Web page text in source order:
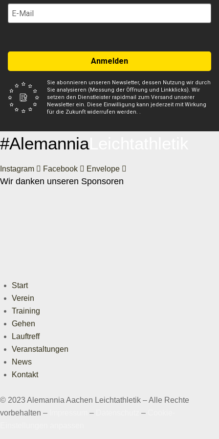
Anmelden
Sie abonnieren unseren Newsletter, dessen Nutzung wir durch
Sie analysieren (Messung der Öffnung und Linkklicks). Wir
setzen den Dienstleister rapidmail zum Versand unserer
Newsletter ein. Diese Einwilligung kann jederzeit mit Wirkung
für die Zukunft widerrufen werden. .
#AlemanniaLeichtathletik
Instagram Facebook Envelope
Wir danken unseren Sponsoren
Start
Verein
Training
Gehen
Lauftreff
Veranstaltungen
News
Kontakt
© 2023 Alemannia Aachen Leichtathletik – Alle Rechte
vorbehalten –
– –